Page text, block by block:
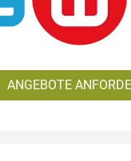
ANGEBOTE